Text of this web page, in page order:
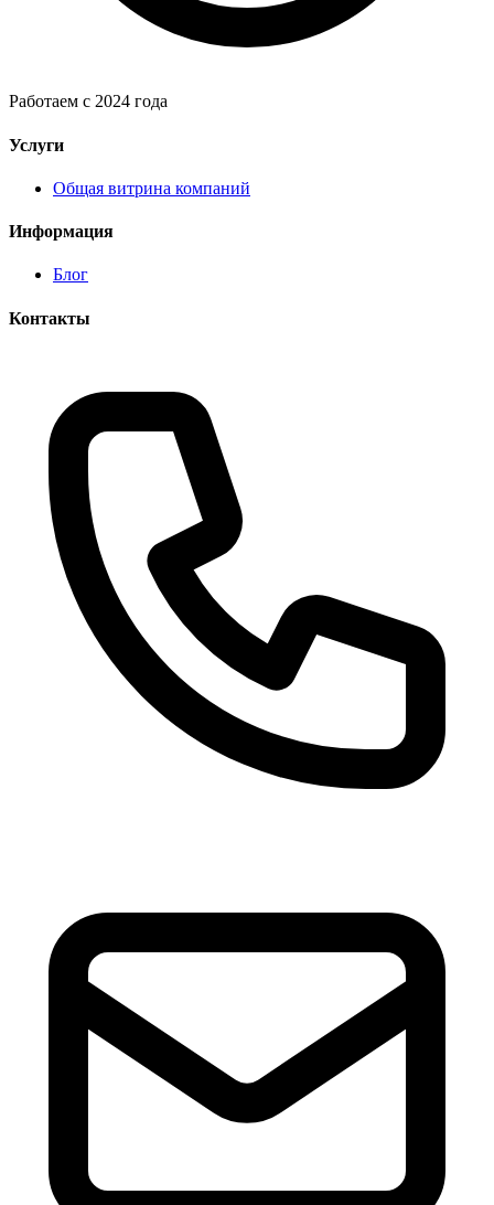
Работаем с 2024 года
Услуги
Общая витрина компаний
Информация
Блог
Контакты